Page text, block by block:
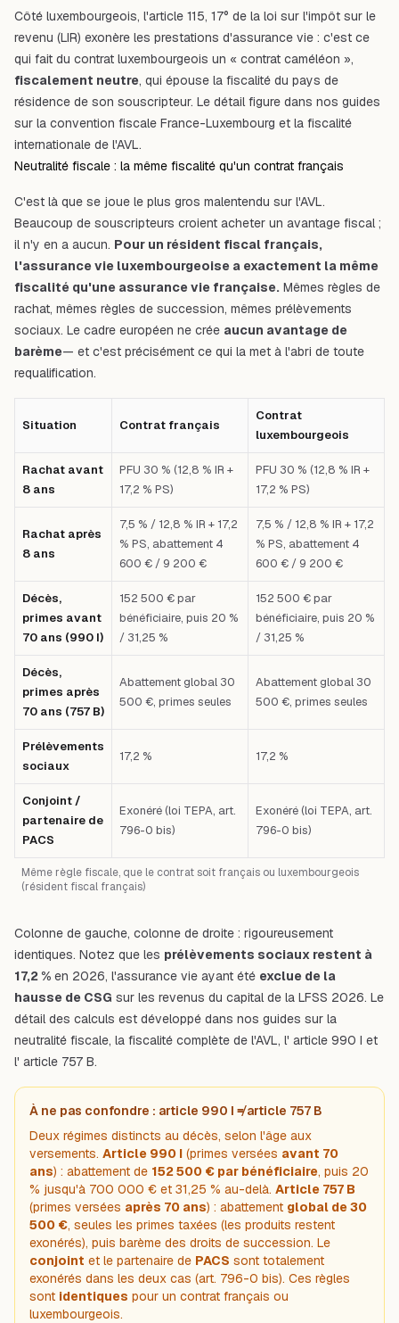
Côté luxembourgeois, l'article 115, 17° de la loi sur l'impôt sur le
revenu (LIR) exonère les prestations d'assurance vie : c'est ce
qui fait du contrat luxembourgeois un « contrat caméléon »,
fiscalement neutre, qui épouse la fiscalité du pays de
résidence de son souscripteur. Le détail figure dans nos guides
sur la convention fiscale France-Luxembourg et la fiscalité
internationale de l'AVL.
Neutralité fiscale : la même fiscalité qu'un contrat français
C'est là que se joue le plus gros malentendu sur l'AVL.
Beaucoup de souscripteurs croient acheter un avantage fiscal ;
il n'y en a aucun. Pour un résident fiscal français,
l'assurance vie luxembourgeoise a exactement la même
fiscalité qu'une assurance vie française. Mêmes règles de
rachat, mêmes règles de succession, mêmes prélèvements
sociaux. Le cadre européen ne crée aucun avantage de
barème— et c'est précisément ce qui la met à l'abri de toute
requalification.
Même règle fiscale, que le contrat soit français ou luxembourgeois
(résident fiscal français)
Situation Contrat français
Contrat
luxembourgeois
Rachat avant
8 ans
PFU 30 % (12,8 % IR +
17,2 % PS)
PFU 30 % (12,8 % IR +
17,2 % PS)
Rachat après
8 ans
7,5 % / 12,8 % IR + 17,2
% PS, abattement 4
600 € / 9 200 €
7,5 % / 12,8 % IR + 17,2
% PS, abattement 4
600 € / 9 200 €
Décès,
primes avant
70 ans (990 I)
152 500 € par
bénéficiaire, puis 20 %
/ 31,25 %
152 500 € par
bénéficiaire, puis 20 %
/ 31,25 %
Décès,
primes après
70 ans (757 B)
Abattement global 30
500 €, primes seules
Abattement global 30
500 €, primes seules
Prélèvements
sociaux
17,2 % 17,2 %
Conjoint /
partenaire de
PACS
Exonéré (loi TEPA, art.
796-0 bis)
Exonéré (loi TEPA, art.
796-0 bis)
Colonne de gauche, colonne de droite : rigoureusement
identiques. Notez que les prélèvements sociaux restent à
17,2 % en 2026, l'assurance vie ayant été exclue de la
hausse de CSG sur les revenus du capital de la LFSS 2026. Le
détail des calculs est développé dans nos guides sur la
neutralité fiscale, la fiscalité complète de l'AVL, l' article 990 I et
l' article 757 B.
À ne pas confondre : article 990 I ≠ article 757 B
Deux régimes distincts au décès, selon l'âge aux
versements. Article 990 I (primes versées avant 70
ans) : abattement de 152 500 € par bénéficiaire, puis 20
% jusqu'à 700 000 € et 31,25 % au-delà. Article 757 B
(primes versées après 70 ans) : abattement global de 30
500 €, seules les primes taxées (les produits restent
exonérés), puis barème des droits de succession. Le
conjoint et le partenaire de PACS sont totalement
exonérés dans les deux cas (art. 796-0 bis). Ces règles
sont identiques pour un contrat français ou
luxembourgeois.